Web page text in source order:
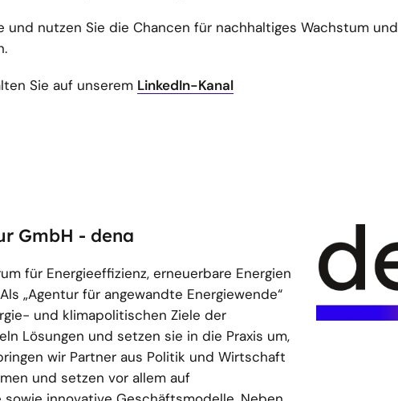
und nutzen Sie die Chancen für nachhaltiges Wachstum und
Sie auf unserem LinkedIn-Kanal
GmbH - dena
für Energieeffizienz, erneuerbare Energien
„Agentur für angewandte Energiewende“
und klimapolitischen Ziele der
Lösungen und setzen sie in die Praxis um,
wir Partner aus Politik und Wirtschaft
und setzen vor allem auf